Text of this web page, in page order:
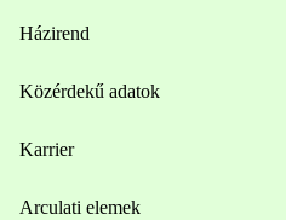
Házirend
Közérdekű adatok
Karrier
Arculati elemek